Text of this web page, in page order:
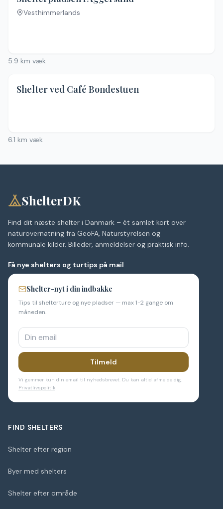
Vesthimmerlands
5.9 km væk
Shelter ved Café Bondestuen
6.1 km væk
ShelterDK
Find dit næste shelter i Danmark – ét samlet kort over
naturovernatning fra GeoFA, Naturstyrelsen og
kommunale kilder. Billeder, anmeldelser og praktisk info.
Få nye shelters og turtips på mail
Shelter-nyt i din indbakke
Tips til shelterture og nye pladser — max 1-2 gange om
måneden.
Tilmeld
Vi gemmer kun din email til nyhedsbrevet. Du kan altid afmelde dig.
Privatlivspolitik
FIND SHELTERS
Shelter efter region
Byer med shelters
Shelter efter område